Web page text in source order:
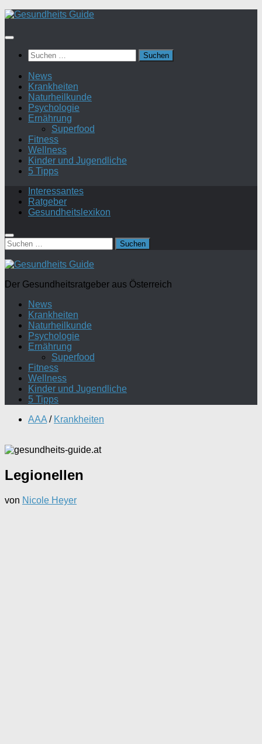
Suchen
nach:
News
Krankheiten
Naturheilkunde
Psychologie
Ernährung
Superfood
Fitness
Wellness
Kinder und Jugendliche
5 Tipps
Interessantes
Ratgeber
Gesundheitslexikon
Suchen
nach:
Der Gesundheitsratgeber aus Österreich
News
Krankheiten
Naturheilkunde
Psychologie
Ernährung
Superfood
Fitness
Wellness
Kinder und Jugendliche
5 Tipps
AAA / Krankheiten
Legionellen
von Nicole Heyer